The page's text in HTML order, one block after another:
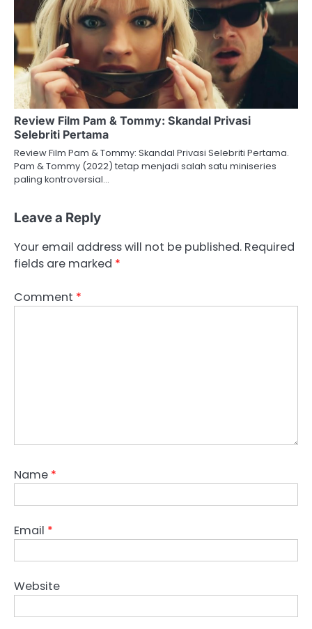
Review Film Pam & Tommy: Skandal Privasi
Selebriti Pertama
Review Film Pam & Tommy: Skandal Privasi Selebriti Pertama.
Pam & Tommy (2022) tetap menjadi salah satu miniseries
paling kontroversial…
Leave a Reply
Your email address will not be published. Required
fields are marked *
Comment *
Name *
Email *
Website